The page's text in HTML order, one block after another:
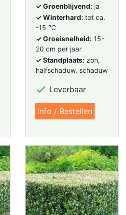
✓ Groenblijvend: ja
✓ Winterhard: tot ca.
-15 °C
✓ Groeisnelheid: 15-
20 cm per jaar
✓ Standplaats: zon,
halfschaduw, schaduw
 Leverbaar
Info / Bestellen